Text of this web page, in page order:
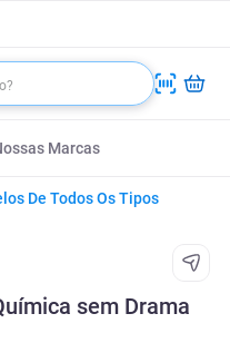
Marcas
De Todos Os Tipos
sem Drama